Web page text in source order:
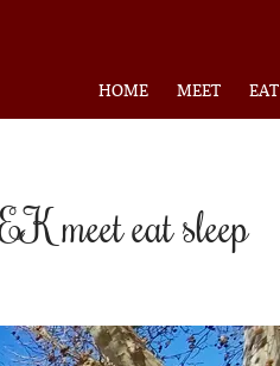
HOME MEET EAT
meet eat sleep